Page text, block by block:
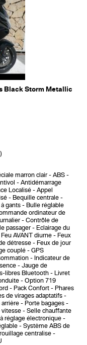
Black Storm Metallic
marron clair
ABS
Antidémarrage
Localisé
Appel
Bequille centrale
gants
Bulle réglable
ordinateur de
Contrôle de
passager
Eclairage du
Feu AVANT diurne
Feux
détresse
Feux de jour
couplé
GPS
Indicateur de
Jauge de
libres Bluetooth
Livret
Option 719
Pack Confort
Phares
de virages adaptatifs
Porte bagages
vitesse
Selle chauffante
réglage électronique
Système ABS de
centralise